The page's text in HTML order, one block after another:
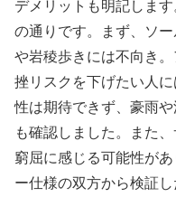
デメリットも明記しま
の通りです。まず、ソ
や岩稜歩きには不向き
挫リスクを下げたい人
性は期待できず、豪雨
も確認しました。また
窮屈に感じる可能性が
ー仕様の双方から検証し